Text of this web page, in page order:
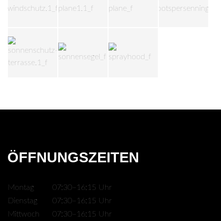
ÖFFNUNGSZEITEN
Montag
07:30–16:15 Uhr
Dienstag
07:30–16:15 Uhr
Mittwoch
07:30–16:15 Uhr